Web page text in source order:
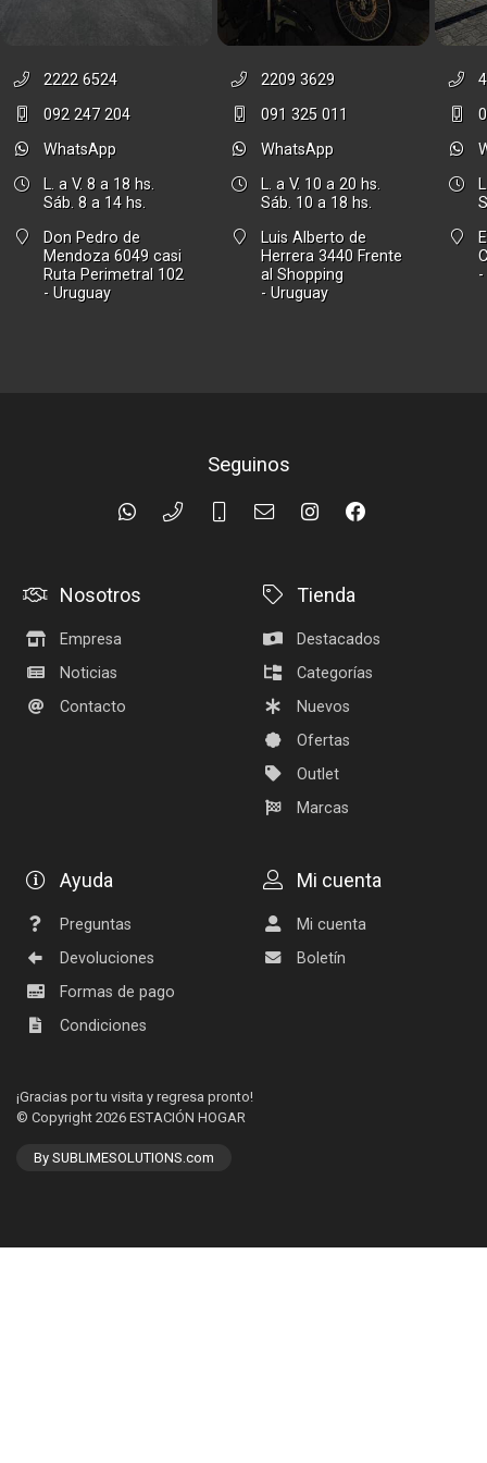
2222 6524
092 247 204
WhatsApp
L. a V. 8 a 18 hs.
Sáb. 8 a 14 hs.
Don Pedro de
Mendoza 6049 casi
Ruta Perimetral 102
- Uruguay
2209 3629
091 325 011
WhatsApp
L. a V. 10 a 20 hs.
Sáb. 10 a 18 hs.
Luis Alberto de
Herrera 3440 Frente
al Shopping
- Uruguay
Seguinos
Nosotros
Empresa
Noticias
Contacto
Tienda
Destacados
Categorías
Nuevos
Ofertas
Outlet
Marcas
Ayuda
Preguntas
Devoluciones
Formas de pago
Condiciones
Mi cuenta
Mi cuenta
Boletín
¡Gracias por tu visita y regresa pronto!
© Copyright 2026 ESTACIÓN HOGAR
By SUBLIMESOLUTIONS.com